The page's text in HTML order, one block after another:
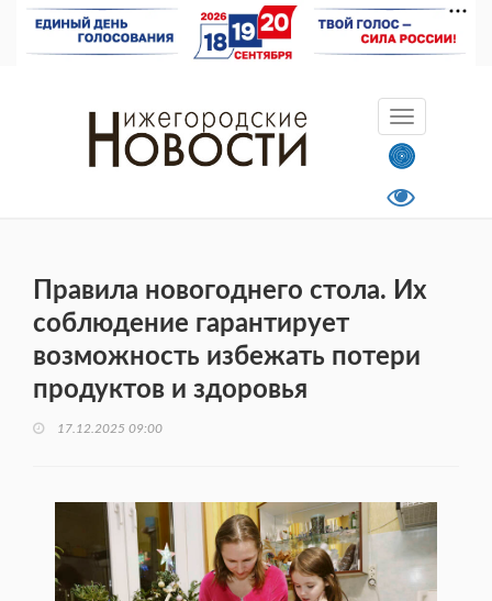
Правила новогоднего стола. Их
соблюдение гарантирует
возможность избежать потери
продуктов и здоровья
17.12.2025 09:00